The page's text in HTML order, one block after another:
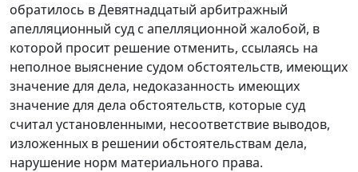
обратилось в Девятнадцатый арбитражный
апелляционный суд с апелляционной жалобой, в
которой просит решение отменить, ссылаясь на
неполное выяснение судом обстоятельств, имеющих
значение для дела, недоказанность имеющих
значение для дела обстоятельств, которые суд
считал установленными, несоответствие выводов,
изложенных в решении обстоятельствам дела,
нарушение норм материального права.